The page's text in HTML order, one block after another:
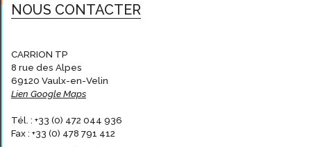
NOUS CONTACTER
CARRION TP
8 rue des Alpes
69120 Vaulx-en-Velin
Lien Google Maps
Tél. : +33 (0) 472 044 936
Fax : +33 (0) 478 791 412